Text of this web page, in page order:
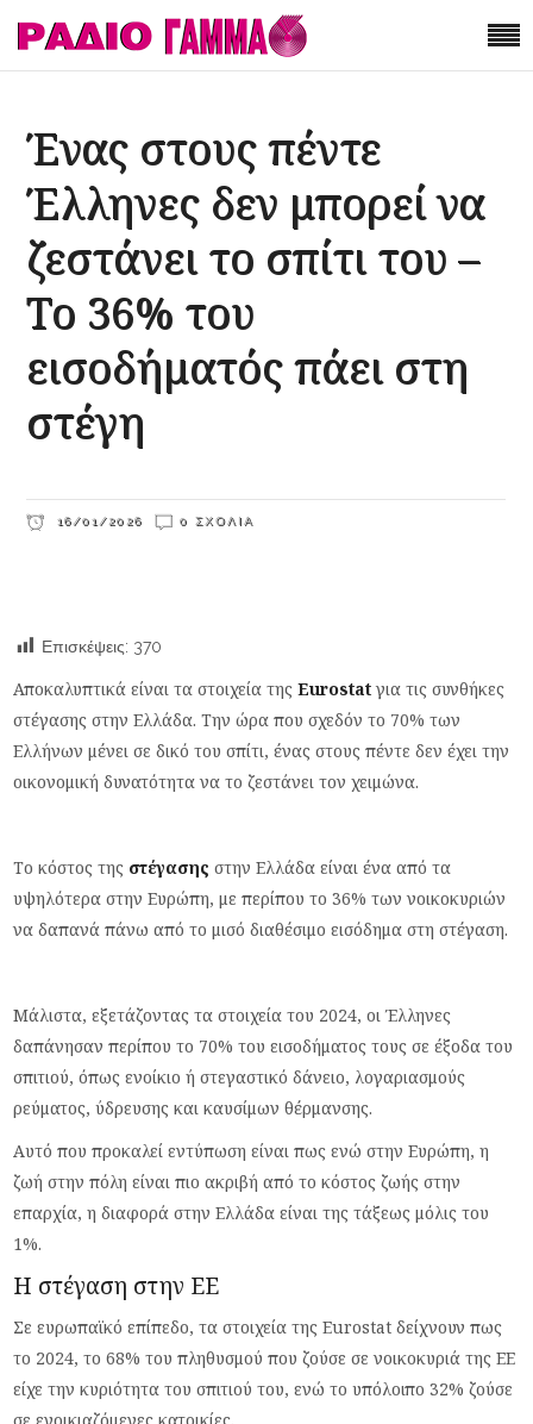
Ένας στους πέντε
Έλληνες δεν μπορεί να
ζεστάνει το σπίτι του –
Το 36% του
εισοδήματός πάει στη
στέγη
16/01/2026 0 ΣΧΌΛΙΑ
Επισκέψεις: 370
Αποκαλυπτικά είναι τα στοιχεία τηςEurostatγια τις συνθήκες
στέγασης στην Ελλάδα. Την ώρα που σχεδόν το 70% των
Ελλήνων μένει σε δικό του σπίτι, ένας στους πέντε δεν έχει την
οικονομική δυνατότητα να το ζεστάνει τον χειμώνα.
Το κόστος της στέγασης στην Ελλάδα είναι ένα από τα
υψηλότερα στην Ευρώπη, με περίπου το 36% των νοικοκυριών
να δαπανά πάνω από το μισό διαθέσιμο εισόδημα στη στέγαση.
Μάλιστα, εξετάζοντας τα στοιχεία του 2024, οι Έλληνες
δαπάνησαν περίπου το 70% του εισοδήματος τους σε έξοδα του
σπιτιού, όπως ενοίκιο ή στεγαστικό δάνειο, λογαριασμούς
ρεύματος, ύδρευσης και καυσίμων θέρμανσης.
Αυτό που προκαλεί εντύπωση είναι πως ενώ στην Ευρώπη, η
ζωή στην πόλη είναι πιο ακριβή από το κόστος ζωής στην
επαρχία, η διαφορά στην Ελλάδα είναι της τάξεως μόλις του
1%.
Η στέγαση στην ΕΕ
Σε ευρωπαϊκό επίπεδο, τα στοιχεία της Eurostat δείχνουν πως
το 2024, το 68% του πληθυσμού που ζούσε σε νοικοκυριά της ΕΕ
είχε την κυριότητα του σπιτιού του, ενώ το υπόλοιπο 32% ζούσε